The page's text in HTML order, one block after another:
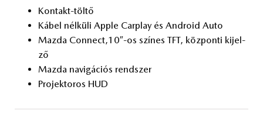
Kon­takt-töl­tő
Ká­bel nél­kü­li App­le Car­play és And­ro­id Auto
Mazda Con­nect,10″-os szí­nes TFT, köz­pon­ti ki­jel­
ző
Mazda na­vi­gá­ci­ós rend­szer
Pro­jekt­o­ros HUD